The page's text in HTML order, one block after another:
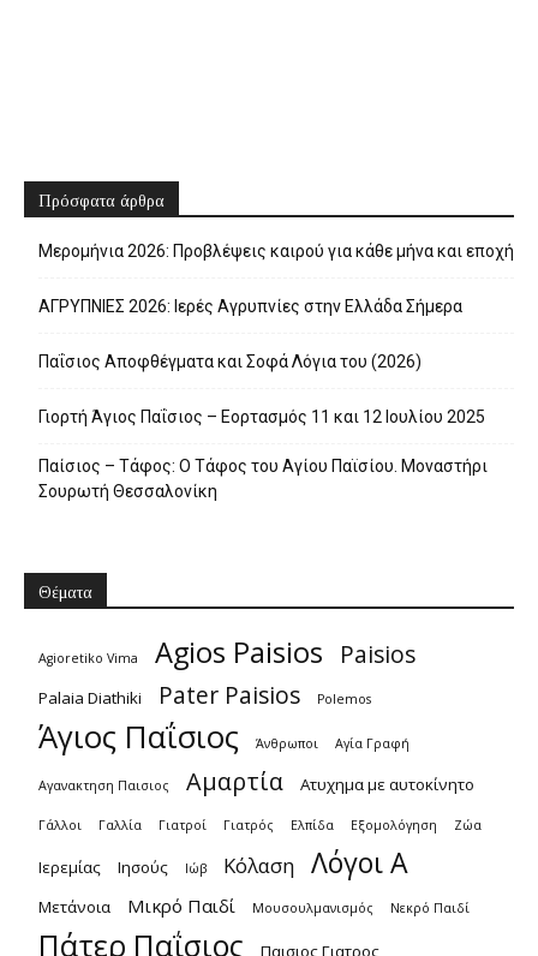
Πρόσφατα άρθρα
Μερομήνια 2026: Προβλέψεις καιρού για κάθε μήνα και εποχή
ΑΓΡΥΠΝΙΕΣ 2026: Ιερές Αγρυπνίες στην Ελλάδα Σήμερα
Παΐσιος Αποφθέγματα και Σοφά Λόγια του (2026)
Γιορτή Άγιος Παΐσιος – Εορτασμός 11 και 12 Ιουλίου 2025
Παίσιος – Τάφος: Ο Τάφος του Αγίου Παϊσίου. Μοναστήρι
Σουρωτή Θεσσαλονίκη
Θέματα
Agioretiko Vima Agios Paisios Paisios
Palaia Diathiki Pater Paisios Polemos
Άγιος Παΐσιος Άνθρωποι Αγία Γραφή
Αγανακτηση Παισιος Αμαρτία Ατυχημα με αυτοκίνητο
Γάλλοι Γαλλία Γιατροί Γιατρός Ελπίδα Εξομολόγηση Ζώα
Ιερεμίας Ιησούς Ιώβ Κόλαση Λόγοι Α
Μετάνοια Μικρό Παιδί Μουσουλμανισμός Νεκρό Παιδί
Πάτερ Παΐσιος Παισιος Γιατρος